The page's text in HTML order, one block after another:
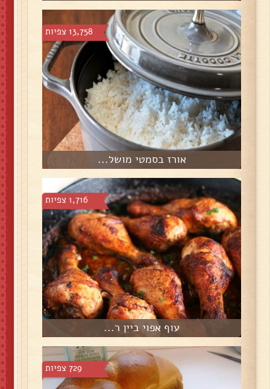
13,758 צפיות
אורז בסמטי מושל...
1,716 צפיות
עוף אפוי ביין ר...
729 צפיות